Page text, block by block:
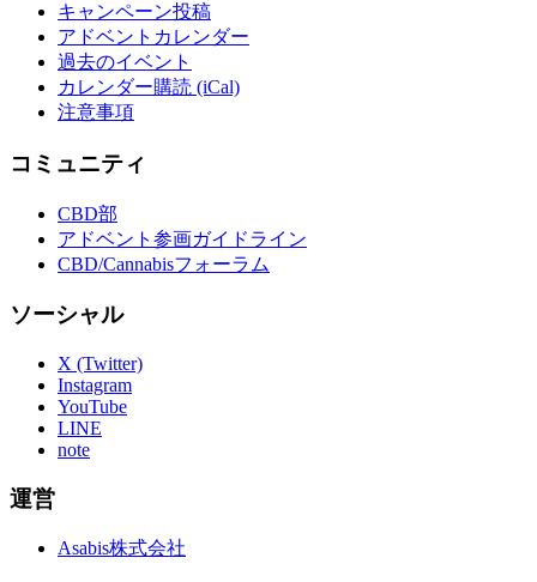
キャンペーン投稿
アドベントカレンダー
過去のイベント
カレンダー購読 (iCal)
注意事項
コミュニティ
CBD部
アドベント参画ガイドライン
CBD/Cannabisフォーラム
ソーシャル
X (Twitter)
Instagram
YouTube
LINE
note
運営
Asabis株式会社